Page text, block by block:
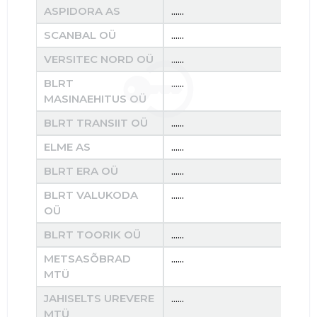
ASPIDORA AS ......
SCANBAL OÜ
......
VERSITEC NORD OÜ
......
BLRT
MASINAEHITUS OÜ
......
BLRT TRANSIIT OÜ ......
ELME AS
......
BLRT ERA OÜ
......
BLRT VALUKODA
OÜ
......
BLRT TOORIK OÜ ......
METSASÕBRAD
MTÜ
......
JAHISELTS UREVERE
MTÜ
......